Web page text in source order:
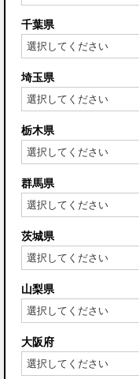
千葉県
埼玉県
栃木県
群馬県
茨城県
山梨県
大阪府